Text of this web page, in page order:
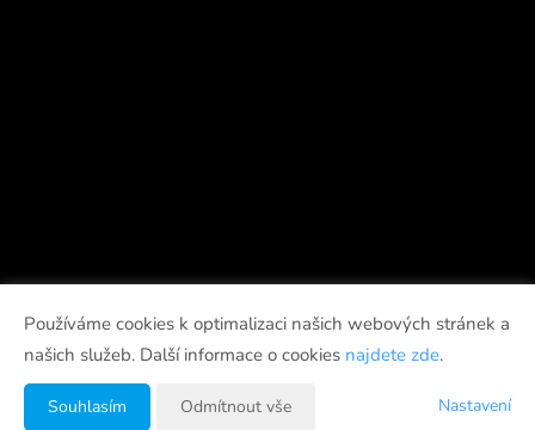
Používáme cookies k optimalizaci našich webových stránek a
našich služeb. Další informace o cookies najdete zde.
Souhlasím Odmítnout vše Nastavení